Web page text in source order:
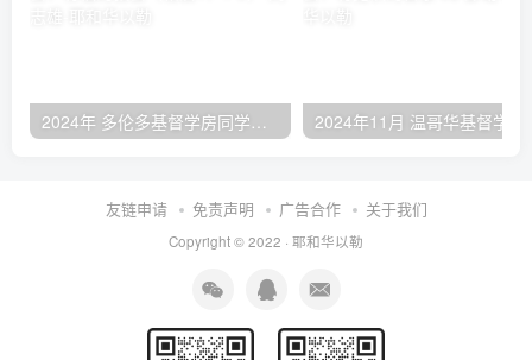
2024年 多伦多基督学房同学聚会：有福的教会（帖后1：1-5） 刘志雄
友链申请 免责声明 广告合作 关于我们
Copyright © 2022 · 耶和华以勒